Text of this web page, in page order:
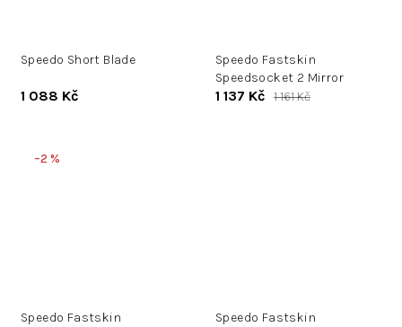
Speedo Short Blade
1 088 Kč
Speedo Fastskin
Speedsocket 2 Mirror
1 137 Kč 1 161 Kč
–2 %
Speedo Fastskin
Speedo Fastskin